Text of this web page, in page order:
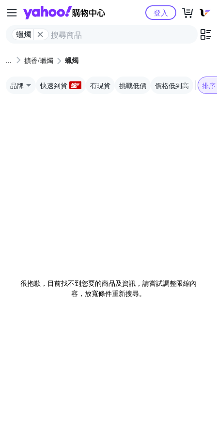
Yahoo購物中心
蠟燭
登入
擴香/蠟燭 蠟燭
品牌 快速到貨 有現貨 挑戰低價 價格低到高 排序
很抱歉，目前找不到您要的商品及資訊，請嘗試調整限縮內
容，放寬條件重新搜尋。